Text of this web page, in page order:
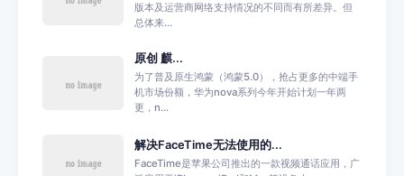
版本及运营商网络支持情况的不同而有所差异。但
总体来...
原创 麒...
为了普及原生鸿蒙（鸿蒙5.0），抢占更多的中端手
机市场份额，华为nova系列今年开始计划一年两
更，n...
解决FaceTime无法使用的...
FaceTime是苹果公司推出的一款视频通话应用，广